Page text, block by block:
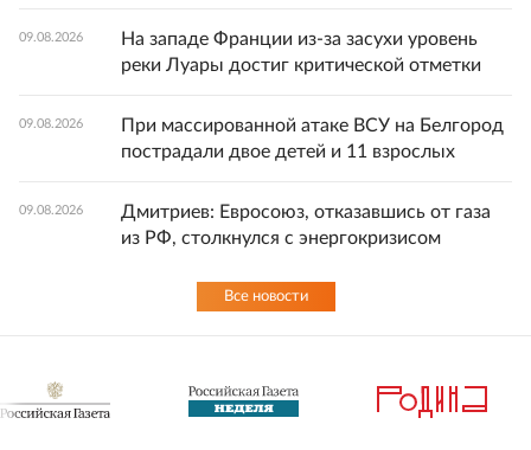
09.08.2026
На западе Франции из-за засухи уровень
реки Луары достиг критической отметки
09.08.2026
При массированной атаке ВСУ на Белгород
пострадали двое детей и 11 взрослых
09.08.2026
Дмитриев: Евросоюз, отказавшись от газа
из РФ, столкнулся с энергокризисом
Все новости